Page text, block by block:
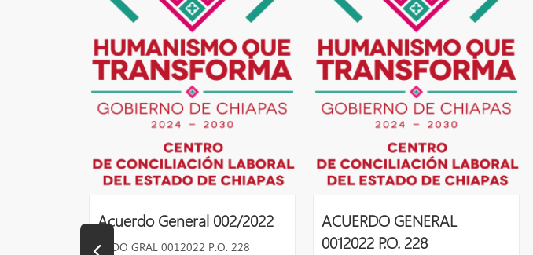
Acuerdo General 002/2022
ACDO GRAL 0012022 P.O. 228
ACUERDO GENERAL
0012022 P.O. 228